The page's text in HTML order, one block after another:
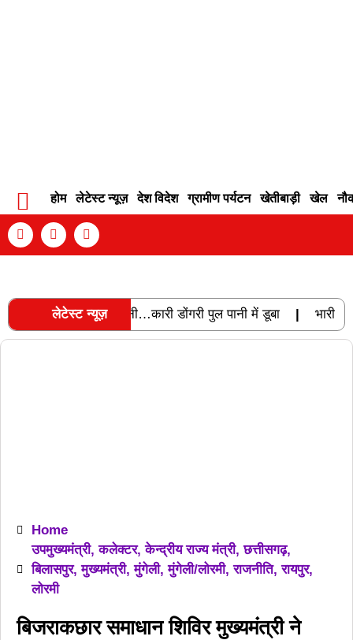
होम लेटेस्ट न्यूज़ देश विदेश ग्रामीण पर्यटन खेतीबाड़ी खेल
लेटेस्ट न्यूज़
से छलका पानी…कारी डोंगरी पुल पानी में डूबा | भारी बारिश
RECENT POSTS
Home
उपमुख्यमंत्री,कलेक्टर,केन्द्रीय राज्य मंत्री,छत्तीसगढ़,
बिलासपुर,मुख्यमंत्री,मुंगेली,मुंगेली/लोरमी,राजनीति,रायपुर,
लोरमी
बिजराकछार समाधान शिविर मुख्यमंत्री ने